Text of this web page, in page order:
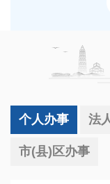
个人办事 法
市(县)区办事